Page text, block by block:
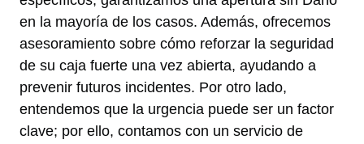
en la mayoría de los casos. Además, ofrecemos
asesoramiento sobre cómo reforzar la seguridad
de su caja fuerte una vez abierta, ayudando a
prevenir futuros incidentes. Por otro lado,
entendemos que la urgencia puede ser un factor
clave; por ello, contamos con un servicio de